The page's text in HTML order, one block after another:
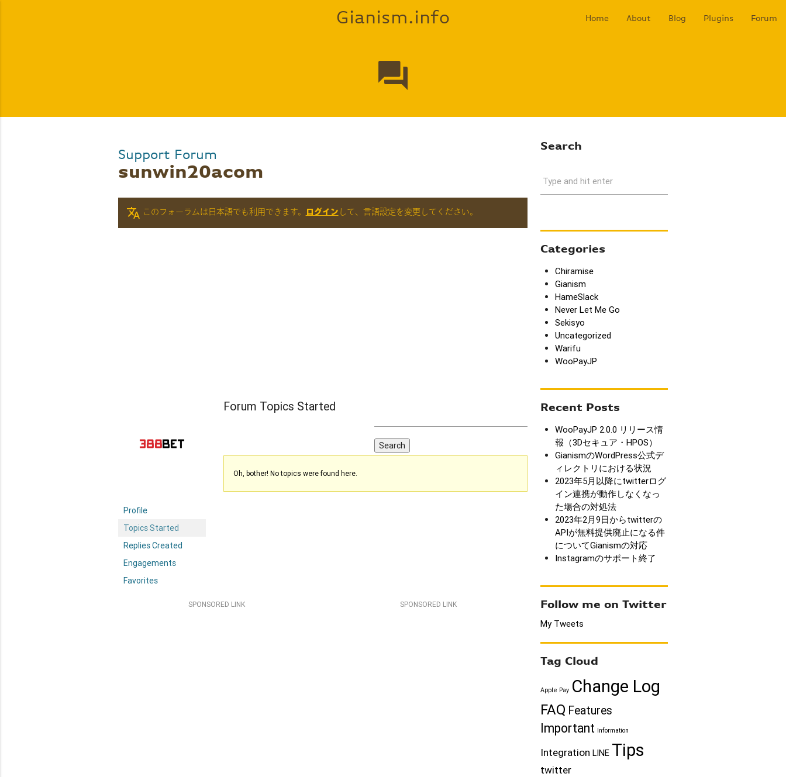
Gianism.info Home About Blog Plugins Forum
question_answer
Support Forum
sunwin20acom
translate このフォーラムは日本語でも利用できます。 ログイン して、言語設定を変更してください。
Profile
Topics Started
Replies Created
Engagements
Favorites
Forum Topics Started
Oh, bother! No topics were found here.
SPONSORED LINK SPONSORED LINK
Search
Type and hit enter
Categories
Chiramise
Gianism
HameSlack
Never Let Me Go
Sekisyo
Uncategorized
Warifu
WooPayJP
Recent Posts
WooPayJP 2.0.0 リリース情
報（3Dセキュア・HPOS）
GianismのWordPress公式デ
ィレクトリにおける状況
2023年5月以降にtwitterログ
イン連携が動作しなくなっ
た場合の対処法
2023年2月9日からtwitterの
APIが無料提供廃止になる件
についてGianismの対応
Instagramのサポート終了
Follow me on Twitter
My Tweets
Tag Cloud
Apple Pay Change Log
FAQ Features
Important Information
Integration LINE Tips
twitter